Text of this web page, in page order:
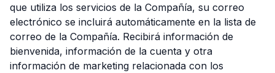
que utiliza los servicios de la Compañía, su correo
electrónico se incluirá automáticamente en la lista de
correo de la Compañía. Recibirá información de
bienvenida, información de la cuenta y otra
información de marketing relacionada con los